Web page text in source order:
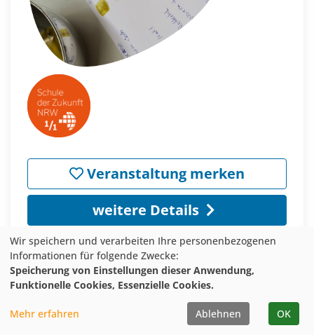
Veranstaltung merken
weitere Details
ANMELDUNG DIREKT BEI ANBIETER*IN
Von der Bohne zur Tafel – Die
Wir speichern und verarbeiten Ihre personenbezogenen
Informationen für folgende Zwecke:
Speicherung von Einstellungen dieser Anwendung,
Funktionelle Cookies, Essenzielle Cookies.
Mehr erfahren Ablehnen OK